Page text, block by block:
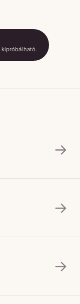
→
→
→